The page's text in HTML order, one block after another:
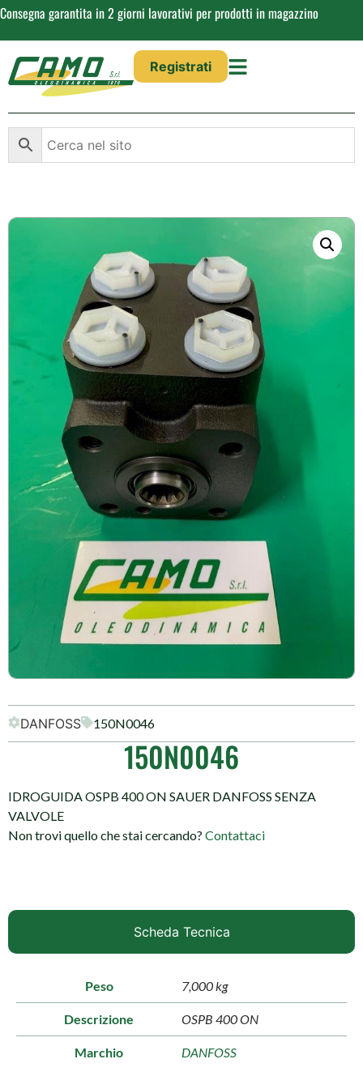
Consegna garantita in 2 giorni lavorativi per prodotti in magazzino
Registrati
DANFOSS 150N0046
150N0046
IDROGUIDA OSPB 400 ON SAUER DANFOSS SENZA
VALVOLE
Non trovi quello che stai cercando? Contattaci
Scheda Tecnica
Peso 7,000 kg
Descrizione OSPB 400 ON
Marchio DANFOSS